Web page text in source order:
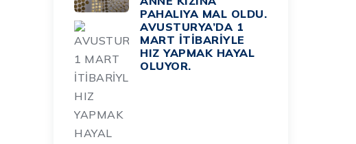
PAHALIYA MAL OLDU.
AVUSTURYA’DA 1
MART İTİBARİYLE
HIZ YAPMAK HAYAL
OLUYOR.